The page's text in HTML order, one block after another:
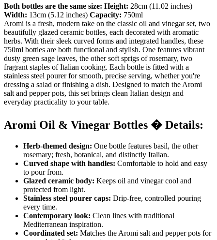
Both bottles are the same size: Height: 28cm (11.02 inches)
Width: 13cm (5.12 inches) Capacity: 750ml
Aromi is a fresh, modern take on the classic oil and vinegar set, two
beautifully glazed ceramic bottles, each decorated with aromatic
herbs. With their sleek curved forms and integrated handles, these
750ml bottles are both functional and stylish. One features vibrant
dusty green sage leaves, the other soft sprigs of rosemary, two
fragrant staples of Italian cooking. Each bottle is fitted with a
stainless steel pourer for smooth, precise serving, whether you're
dressing a salad or finishing a dish. Designed to match the Aromi
salt and pepper pots, this set brings clean Italian design and
everyday practicality to your table.
Aromi Oil & Vinegar Bottles � Details:
Herb-themed design: One bottle features basil, the other
rosemary; fresh, botanical, and distinctly Italian.
Curved shape with handles: Comfortable to hold and easy
to pour from.
Glazed ceramic body: Keeps oil and vinegar cool and
protected from light.
Stainless steel pourer caps: Drip-free, controlled pouring
every time.
Contemporary look: Clean lines with traditional
Mediterranean inspiration.
Coordinated set: Matches the Aromi salt and pepper pots for